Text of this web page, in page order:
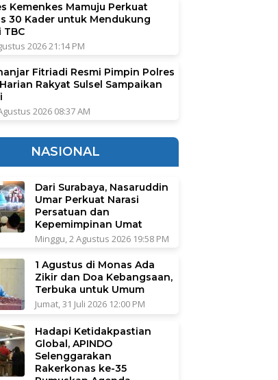
Kemenkes Mamuju Perkuat
30 Kader untuk Mendukung
TBC
2026 21:14 PM
Fitriadi Resmi Pimpin Polres
Rakyat Sulsel Sampaikan
2026 08:37 AM
NASIONAL
Dari Surabaya, Nasaruddin
Umar Perkuat Narasi
Persatuan dan
Kepemimpinan Umat
Minggu, 2 Agustus 2026 19:58 PM
1 Agustus di Monas Ada
Zikir dan Doa Kebangsaan,
Terbuka untuk Umum
Jumat, 31 Juli 2026 12:00 PM
Hadapi Ketidakpastian
Global, APINDO
Selenggarakan
Rakerkonas ke-35